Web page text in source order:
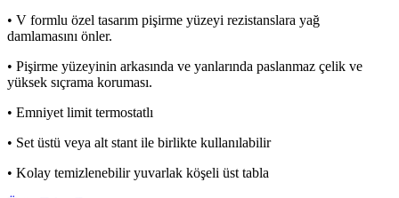
• V formlu özel tasarım pişirme yüzeyi rezistanslara yağ
damlamasını önler.
• Pişirme yüzeyinin arkasında ve yanlarında paslanmaz çelik ve
yüksek sıçrama koruması.
• Emniyet limit termostatlı
• Set üstü veya alt stant ile birlikte kullanılabilir
• Kolay temizlenebilir yuvarlak köşeli üst tabla